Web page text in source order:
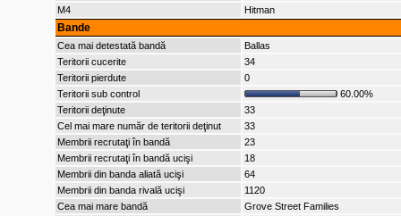
M4
Hitman
Bande
Cea mai detestată bandă
Ballas
Teritorii cucerite
34
Teritorii pierdute
0
Teritorii sub control
60.00%
Teritorii deţinute
33
Cel mai mare număr de teritorii deţinut
33
Membrii recrutaţi în bandă
23
Membrii recrutaţi în bandă ucişi
18
Membrii din banda aliată ucişi
64
Membrii din banda rivală ucişi
1120
Cea mai mare bandă
Grove Street Families